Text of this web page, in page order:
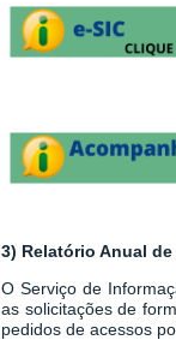
3) Relatório Anual
O Serviço de
as solicitações de
pedidos de acessos